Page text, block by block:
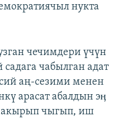
нукта
чечимдери үчүн
чабылган адат
аң-сезими менен
арасат абалдын эӊ
чыгып, иш